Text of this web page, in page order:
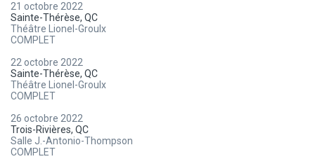
21 octobre 2022
Sainte-Thérèse, QC
Théâtre Lionel-Groulx
COMPLET
22 octobre 2022
Sainte-Thérèse, QC
Théâtre Lionel-Groulx
COMPLET
26 octobre 2022
Trois-Rivières, QC
Salle J.-Antonio-Thompson
COMPLET